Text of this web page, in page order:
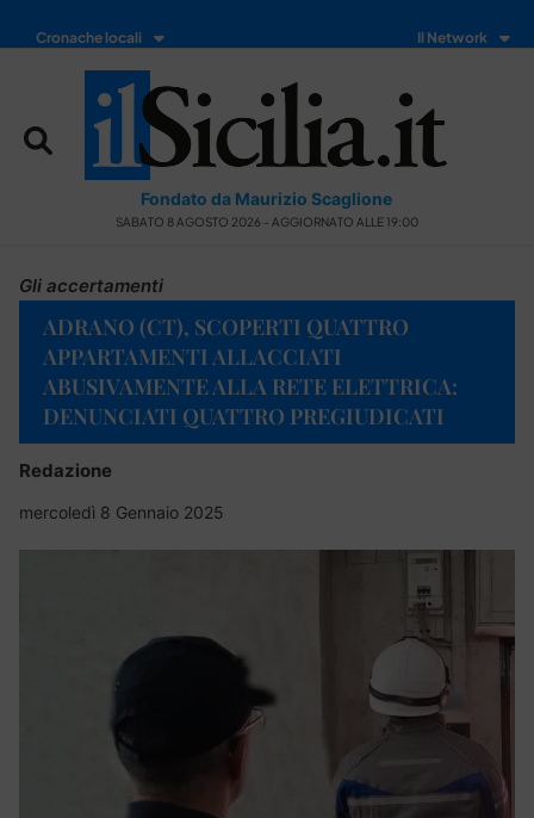
Cronache locali Il Network
Fondato da Maurizio Scaglione
SABATO 8 AGOSTO 2026 - AGGIORNATO ALLE 19:00
Gli accertamenti
ADRANO (CT), SCOPERTI QUATTRO
APPARTAMENTI ALLACCIATI
ABUSIVAMENTE ALLA RETE ELETTRICA:
DENUNCIATI QUATTRO PREGIUDICATI
Redazione
mercoledì 8 Gennaio 2025